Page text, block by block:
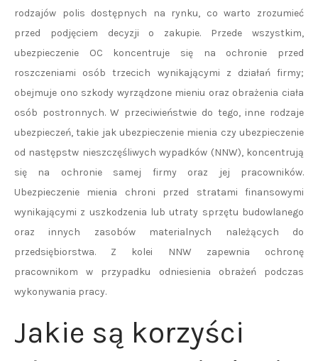
rodzajów polis dostępnych na rynku, co warto zrozumieć
przed podjęciem decyzji o zakupie. Przede wszystkim,
ubezpieczenie OC koncentruje się na ochronie przed
roszczeniami osób trzecich wynikającymi z działań firmy;
obejmuje ono szkody wyrządzone mieniu oraz obrażenia ciała
osób postronnych. W przeciwieństwie do tego, inne rodzaje
ubezpieczeń, takie jak ubezpieczenie mienia czy ubezpieczenie
od następstw nieszczęśliwych wypadków (NNW), koncentrują
się na ochronie samej firmy oraz jej pracowników.
Ubezpieczenie mienia chroni przed stratami finansowymi
wynikającymi z uszkodzenia lub utraty sprzętu budowlanego
oraz innych zasobów materialnych należących do
przedsiębiorstwa. Z kolei NNW zapewnia ochronę
pracownikom w przypadku odniesienia obrażeń podczas
wykonywania pracy.
Jakie są korzyści